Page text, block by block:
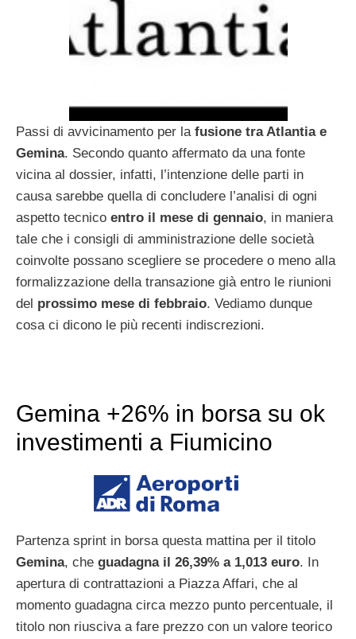
Passi di avvicinamento per la fusione tra Atlantia e
Gemina. Secondo quanto affermato da una fonte
vicina al dossier, infatti, l’intenzione delle parti in
causa sarebbe quella di concludere l’analisi di ogni
aspetto tecnico entro il mese di gennaio, in maniera
tale che i consigli di amministrazione delle società
coinvolte possano scegliere se procedere o meno alla
formalizzazione della transazione già entro le riunioni
del prossimo mese di febbraio. Vediamo dunque
cosa ci dicono le più recenti indiscrezioni.
Gemina +26% in borsa su ok
investimenti a Fiumicino
Partenza sprint in borsa questa mattina per il titolo
Gemina, che guadagna il 26,39% a 1,013 euro. In
apertura di contrattazioni a Piazza Affari, che al
momento guadagna circa mezzo punto percentuale, il
titolo non riusciva a fare prezzo con un valore teorico